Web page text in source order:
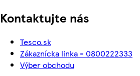
Kontaktujte nás
Tesco.sk
Zákaznícka linka - 0800222333
Výber obchodu